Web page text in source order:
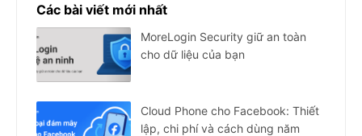
Các bài viết mới nhất
MoreLogin Security giữ an toàn
cho dữ liệu của bạn
Cloud Phone cho Facebook: Thiết
lập, chi phí và cách dùng năm